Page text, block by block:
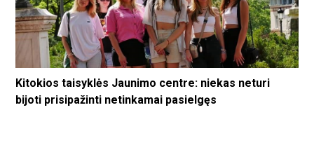
Kitokios taisyklės Jaunimo centre: niekas neturi
bijoti prisipažinti netinkamai pasielgęs